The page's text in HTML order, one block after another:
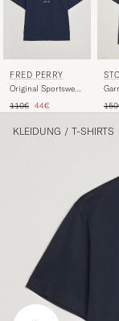
FRED PERRY
Original Sportswear
Regulärer Preis
110€ Reduzierter Preis
44€
KLEIDUNG / T-SHIRTS